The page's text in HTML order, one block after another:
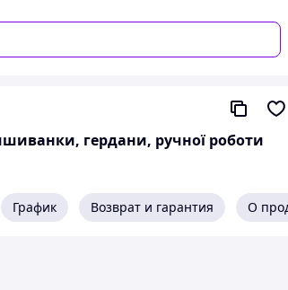
ДЗВІНКА яскрава від 38до 42
розмірів
гердани, ручної роботи
График Возврат и гарантия О